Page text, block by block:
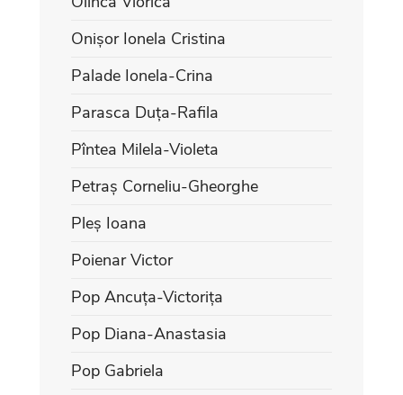
Onișor Ionela Cristina
Palade Ionela-Crina
Parasca Duța-Rafila
Pîntea Milela-Violeta
Petraș Corneliu-Gheorghe
Pleș Ioana
Poienar Victor
Pop Ancuța-Victorița
Pop Diana-Anastasia
Pop Gabriela